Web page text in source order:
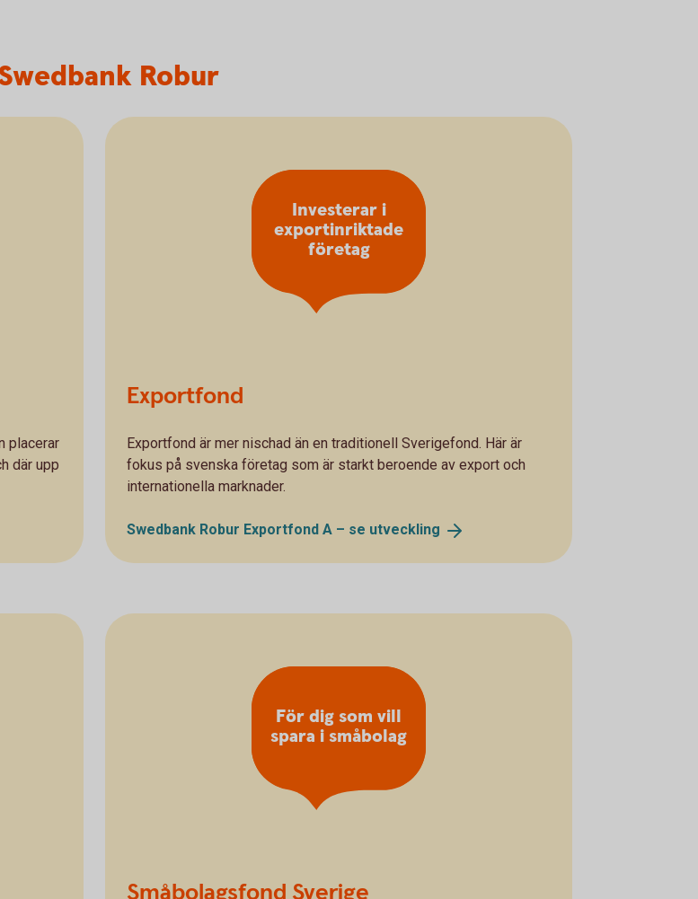
Robur
placerar
där upp
Exportfond
Exportfond är mer nischad än en traditionell Sverigefond. Här är
fokus på svenska företag som är starkt beroende av export och
internationella marknader.
Swedbank Robur Exportfond A – se utveckling
Investerar i
exportinriktade
företag
Småbolagsfond Sverige
För dig som vill
spara i småbolag